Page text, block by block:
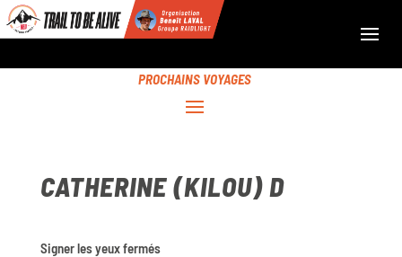
PROCHAINS VOYAGES
CATHERINE (KILOU) D
Signer les yeux fermés